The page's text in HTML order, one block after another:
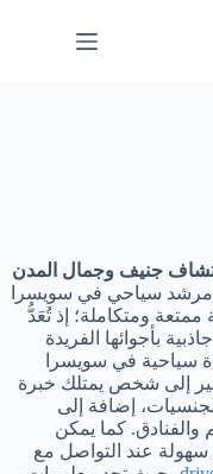
جنيف وجمال المدن
مرشد سياحي في سويسرا
ومتكاملة؛ إذ تُعَدُّ
بأجوائها الفريدة
سياحية في سويسرا
إلى شخص يمتلك خبرة
إضافة إلى
والفنادق. كما يمكن
سهولة عند التواصل مع